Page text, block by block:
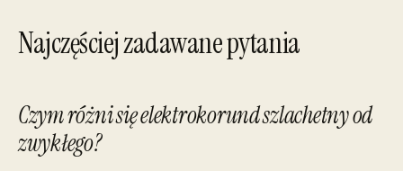
Najczęściej zadawane pytania
Czym różni się elektrokorund szlachetny od
zwykłego?